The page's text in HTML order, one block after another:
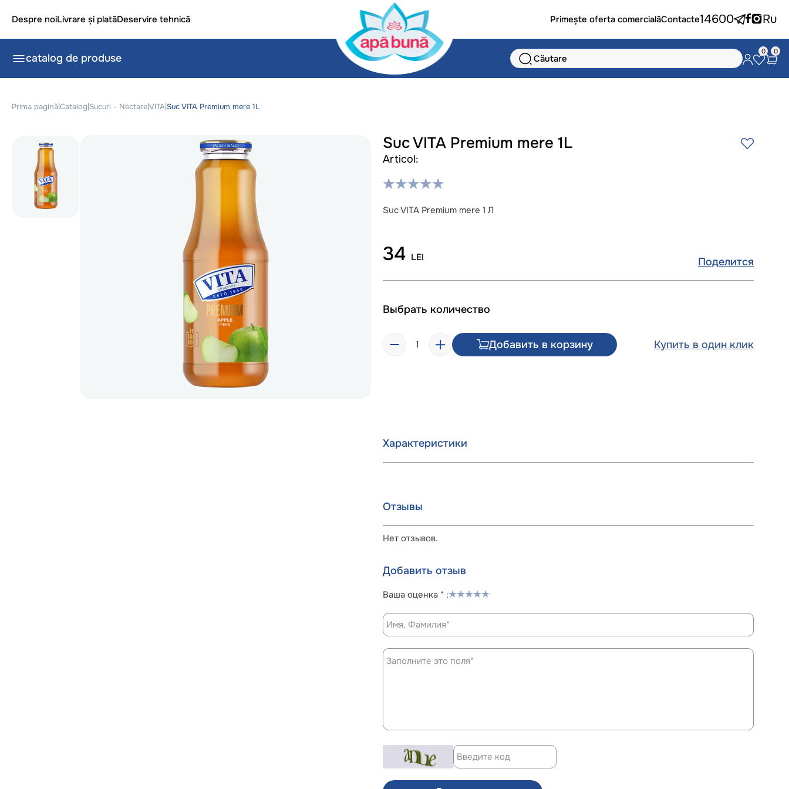
Despre noiLivrare și platăDeservire tehnică Primește oferta comercialăContacte14600 Ru
catalog de produse
0 0
Prima pagină|Catalog|Sucuri - Nectare|VITA|Suc VITA Premium mere 1L
Suc VITA Premium mere 1L
Articol:
Suc VITA Premium mere 1 Л
34 LEI Поделится
Выбрать количество
Добавить в корзину Купить в один клик
Характеристики
Отзывы
Нет отзывов.
Добавить отзыв
Ваша оценка * :